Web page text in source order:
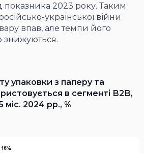
показника 2023 року. Таким
української війни
впав, але темпи його
знижуються.
упаковки з паперу та
в сегменті В2В,
міс. 2024 рр., %